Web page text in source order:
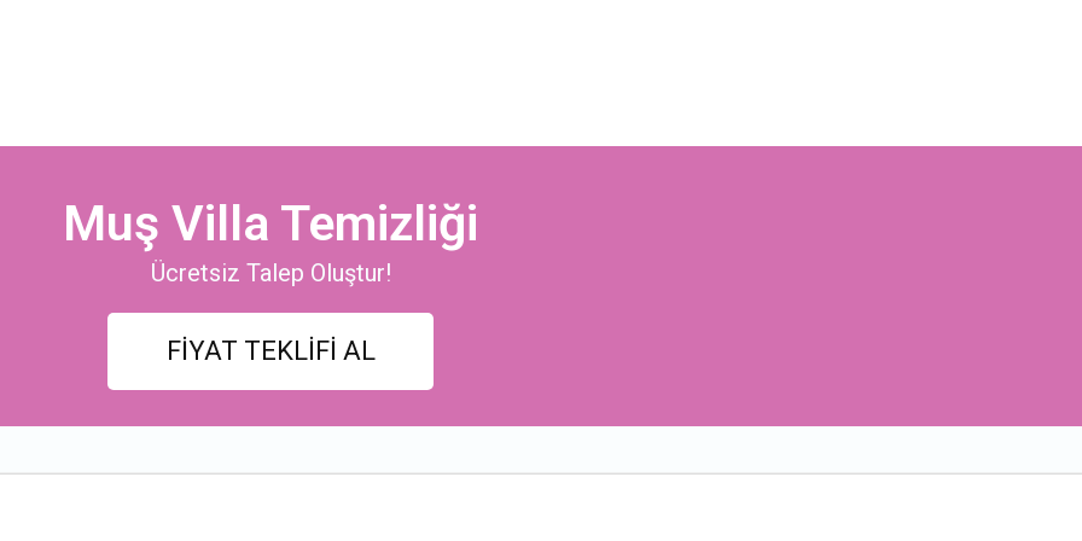
Muş Villa Temizliği
Ücretsiz Talep Oluştur!
FİYAT TEKLİFİ AL